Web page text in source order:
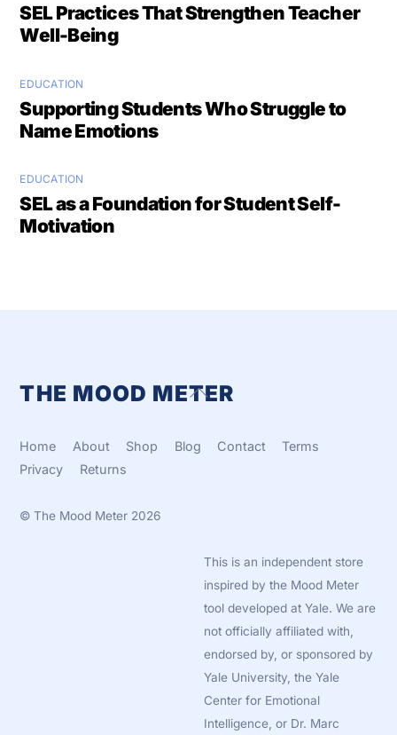
SEL Practices That Strengthen Teacher
Well-Being
EDUCATION
Supporting Students Who Struggle to
Name Emotions
EDUCATION
SEL as a Foundation for Student Self-
Motivation
Back
THE MOOD METER
Home About Shop Blog Contact
Terms
Privacy
Returns
©The Mood Meter 2026
This is an independent store
inspired by the Mood Meter
tool developed at Yale. We are
not officially affiliated with,
endorsed by, or sponsored by
Yale University, the Yale
Center for Emotional
Intelligence, or Dr. Marc